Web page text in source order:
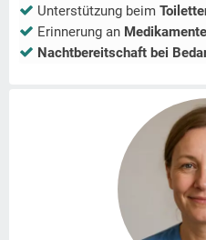
Unterstützung beim
Erinnerung an
Nachtbereitschaft bei